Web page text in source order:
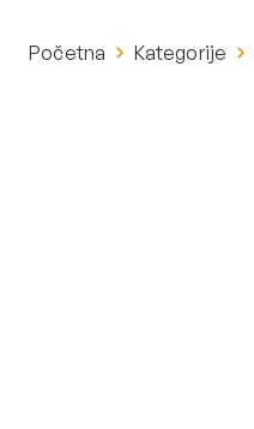
Početna Kategorije